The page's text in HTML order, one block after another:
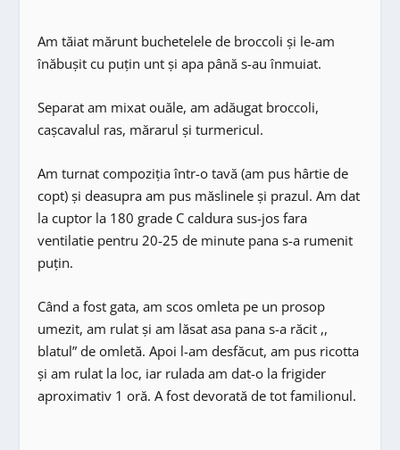
Am tăiat mărunt buchetelele de broccoli și le-am
înăbușit cu puțin unt și apa până s-au înmuiat.
Separat am mixat ouăle, am adăugat broccoli,
cașcavalul ras, mărarul și turmericul.
Am turnat compoziția într-o tavă (am pus hârtie de
copt) și deasupra am pus măslinele și prazul. Am dat
la cuptor la 180 grade C caldura sus-jos fara
ventilatie pentru 20-25 de minute pana s-a rumenit
puțin.
Când a fost gata, am scos omleta pe un prosop
umezit, am rulat și am lăsat asa pana s-a răcit ,,
blatul” de omletă. Apoi l-am desfăcut, am pus ricotta
și am rulat la loc, iar rulada am dat-o la frigider
aproximativ 1 oră. A fost devorată de tot familionul.